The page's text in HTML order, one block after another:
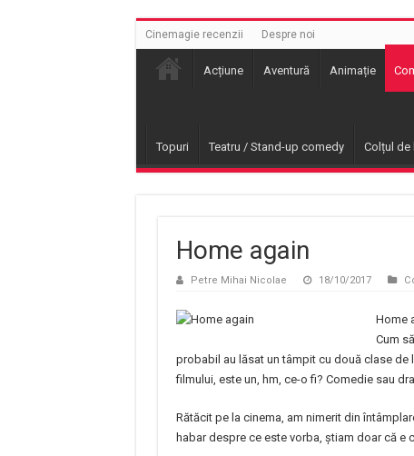
Cinemagie recenzii Despre noi
Acțiune Aventură Animație
Topuri Teatru / Stand-up comedy Colțul de
Home again
Petre Mihai Nicolae 18/10/2017
Home
Cum
probabil au lăsat un tâmpit cu două clase de
filmului, este un, hm, ce-o fi? Comedie sau
Rătăcit pe la cinema, am nimerit din
habar despre ce este vorba, știam doar că e